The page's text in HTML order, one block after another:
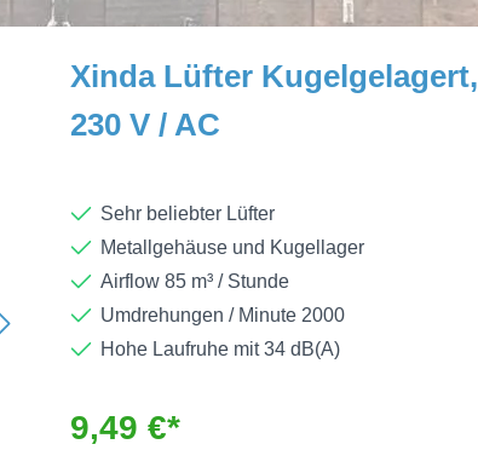
Xinda Lüfter Kugelgelagert,
230 V / AC
Sehr beliebter Lüfter
Metallgehäuse und Kugellager
Airflow 85 m³ / Stunde
Umdrehungen / Minute 2000
Hohe Laufruhe mit 34 dB(A)
9,49 €*